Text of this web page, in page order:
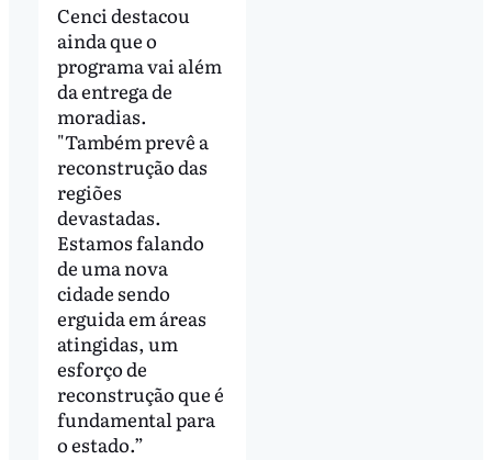
Cenci destacou
ainda que o
programa vai além
da entrega de
moradias.
"Também prevê a
reconstrução das
regiões
devastadas.
Estamos falando
de uma nova
cidade sendo
erguida em áreas
atingidas, um
esforço de
reconstrução que é
fundamental para
o estado.”